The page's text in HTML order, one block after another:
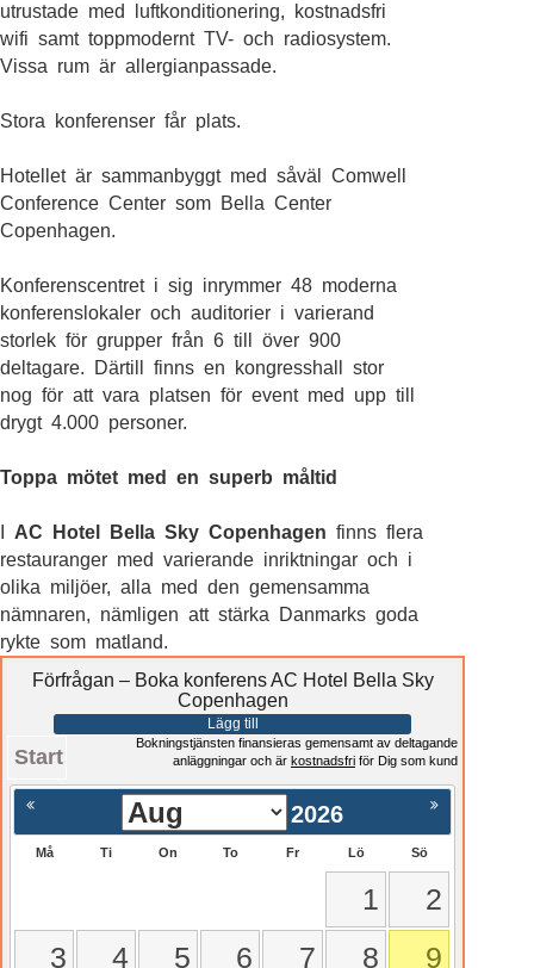
utrustade med luftkonditionering, kostnadsfri
wifi samt toppmodernt TV- och radiosystem.
Vissa rum är allergianpassade.
Stora konferenser får plats.
Hotellet är sammanbyggt med såväl Comwell
Conference Center som Bella Center
Copenhagen.
Konferenscentret i sig inrymmer 48 moderna
konferenslokaler och auditorier i varierand
storlek för grupper från 6 till över 900
deltagare. Därtill finns en kongresshall stor
nog för att vara platsen för event med upp till
drygt 4.000 personer.
Toppa mötet med en superb måltid
AC Hotel Bella Sky Copenhagen finns flera
restauranger med varierande inriktningar och i
olika miljöer, alla med den gemensamma
nämnaren, nämligen att stärka Danmarks goda
rykte som matland.
Förfrågan – Boka konferens AC Hotel Bella Sky
Copenhagen
Lägg till
Start
Bokningstjänsten finansieras gemensamt av deltagande
anläggningar och är kostnadsfri för Dig som kund
2026
Må Ti On To Fr Lö Sö
1
2
3
4 5 6 7 8 9